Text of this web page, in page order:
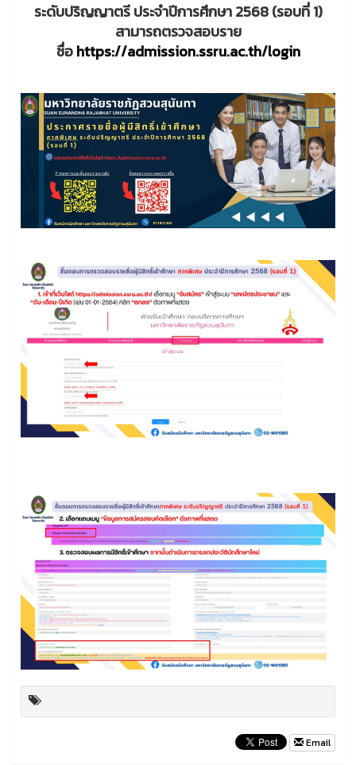
ระดับปริญญาตรี ประจำปีการศึกษา 2568 (รอบที่ 1)
สามารถตรวจสอบราย
ชื่อhttps://admission.ssru.ac.th/login
Email